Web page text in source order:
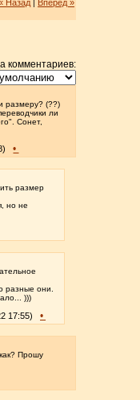
Назад | Вперед »
комментариев:
размеру? (??)
ли
Сонет,
•
размер
но не
разные они.
)))
17:55) •
Прошу